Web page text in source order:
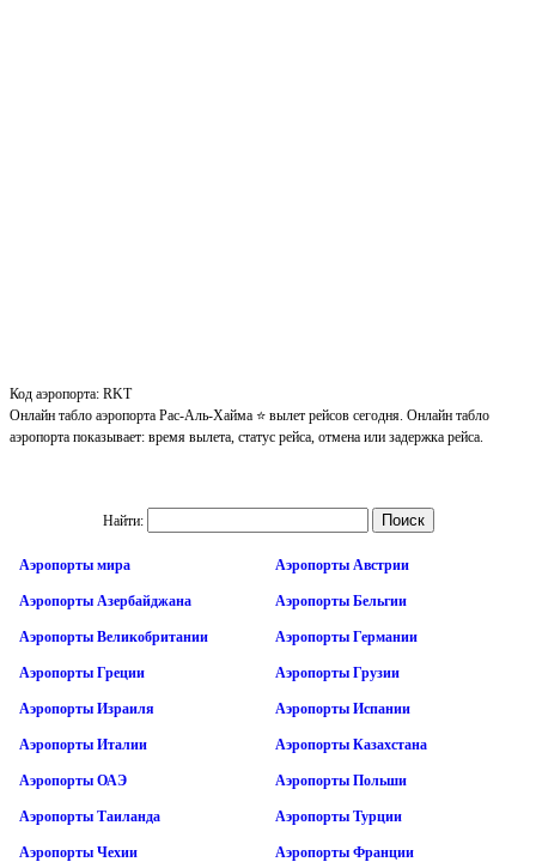
Код аэропорта: RKT
Онлайн табло аэропорта Рас-Аль-Хайма ⭐ вылет рейсов сегодня. Онлайн табло
аэропорта показывает: время вылета, статус рейса, отмена или задержка рейса.
Найти:
Аэропорты мира Аэропорты Австрии
Аэропорты Азербайджана Аэропорты Бельгии
Аэропорты Великобритании Аэропорты Германии
Аэропорты Греции Аэропорты Грузии
Аэропорты Израиля Аэропорты Испании
Аэропорты Италии Аэропорты Казахстана
Аэропорты ОАЭ Аэропорты Польши
Аэропорты Таиланда Аэропорты Турции
Аэропорты Чехии Аэропорты Франции